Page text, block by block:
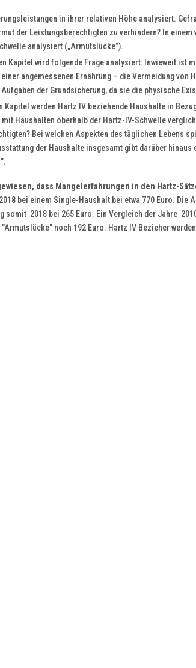
in ihrer relativen Höhe analysiert.
der Leistungsberechtigten zu verhindern? In
analysiert („Armutslücke”).
Kapitel wird folgende Frage analysiert: Inwieweit ist
angemessenen Ernährung – die Vermeidung von
der Grundsicherung, da sie die physische
Kapitel werden Hartz IV beziehende Haushalte in
mit Haushalten oberhalb der Hartz-IV-Schwelle
Bei welchen Aspekten des täglichen Lebens
der Haushalte insgesamt gibt darüber hinaus
dass Mangelerfahrungen in den Hartz-
bei einem Single-Haushalt bei etwa 770 Euro.
somit 2018 bei 265 Euro. Ein Vergleich der Jahre
noch 192 Euro. Hartz IV Bezieher